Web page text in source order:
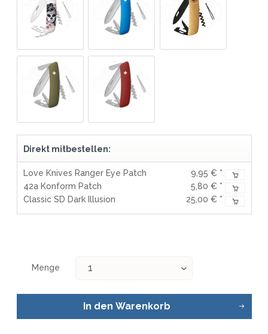
Direkt mitbestellen:
Love Knives Ranger Eye Patch
9,95 € *
42a Konform Patch
5,80 € *
Classic SD Dark Illusion
25,00 € *
Menge
In den Warenkorb